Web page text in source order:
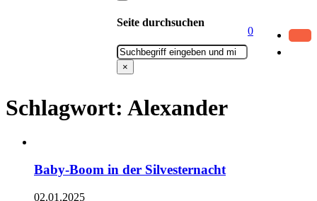
Seite durchsuchen
Suchen
×
0
Schlagwort: Alexander
Baby-Boom in der Silvesternacht
02.01.2025